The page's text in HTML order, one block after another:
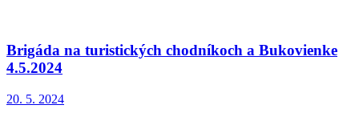
Brigáda na turistických chodníkoch a Bukovienke
4.5.2024
20. 5. 2024